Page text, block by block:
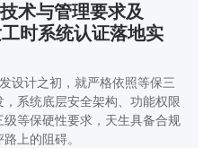
术与管理要求及
时系统认证落地实
设计之初，就严格依照等保三
系统底层安全架构、功能权限
等保硬性要求，天生具备合规
上的阻碍。